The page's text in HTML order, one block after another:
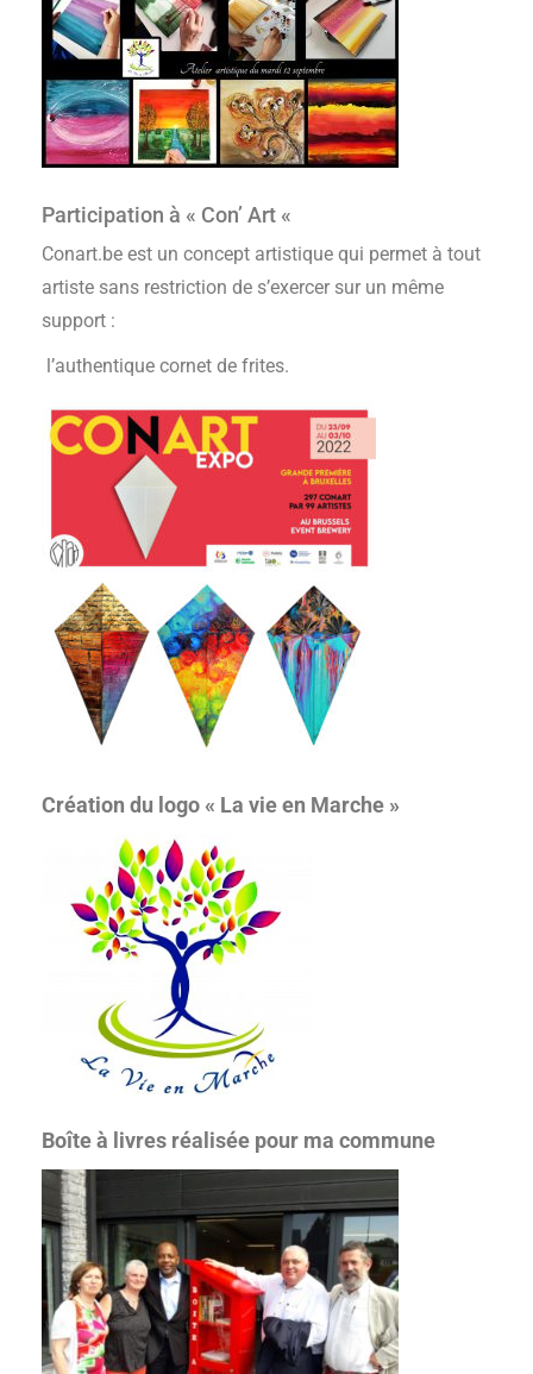
Participation à « Con’ Art «
Conart.be est un concept artistique qui permet à tout
artiste sans restriction de s’exercer sur un même
support :
l’authentique cornet de frites.
Création du logo « La vie en Marche »
Boîte à livres réalisée pour ma commune